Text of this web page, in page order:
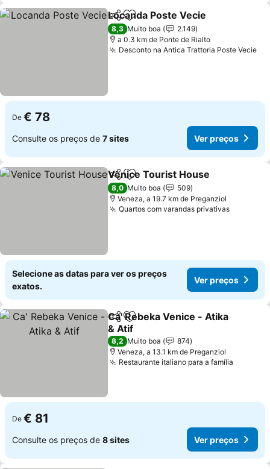
PartilharAdicionar aos favoritos
Locanda Poste Vecie
8,3 Muito boa
2.149
a 0.3 km de Ponte de Rialto
Desconto na Antica Trattoria Poste Vecie
De € 78
Consulte os preços de 7 sites Ver preços
PartilharAdicionar aos favoritos
Venice Tourist House
8,0 Muito boa
509
Veneza, a 19.7 km de Preganziol
Quartos com varandas privativasVer
Selecione as datas para ver os preços
exatos.
Ver preços
PartilharAdicionar aos favoritos
Ca' Rebeka Venice - Atika
& Atif
Ver preços
8,2 Muito boa
874
Veneza, a 13.1 km de Preganziol
Restaurante italiano para a família
De € 81
Consulte os preços de 8 sites Ver preços